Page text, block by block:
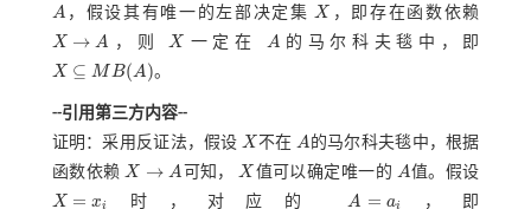
A
A ，假设其有唯一的左部决定集 X
X ，即存在函数依赖
X → A
X→A ，则 X
X 一定在 A
A 的马尔科夫毯中，即
X ⊆ M B(A)
X⊆M B(A) 。
--引用第三方内容--
证明：采用反证法，假设 X
X 不在 A
A 的马尔科夫毯中，根据
函数依赖 X → A
X→A 可知， X
X 值可以确定唯一的 A
A 值。假设
X = xi
X= xi 时，对应的 A = ai
A= ai ，即